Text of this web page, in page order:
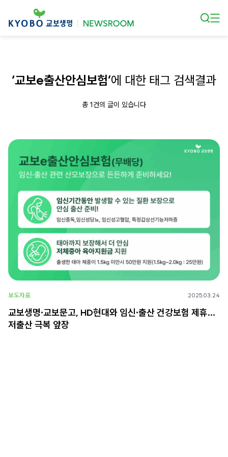
‘교보e출산안심보험’에 대한 태그 검색결과
총 1건의 글이 있습니다
보도자료 2025.03.24
교보생명∙교보문고, HD현대와 임신∙출산 건강보험 제휴…
저출산 극복 앞장